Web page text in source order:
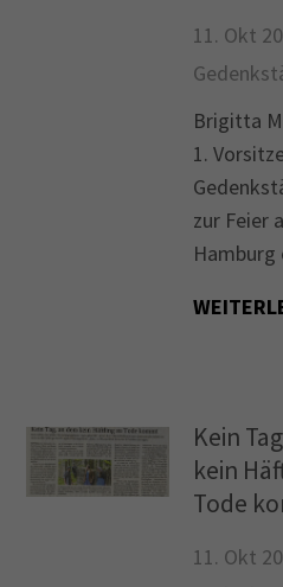
Have any questions?
info@yourdomain.com
Lorem ipsum dolor sit
Cum sociis natoque
parturient montes,
quam felis, ultricies nec.
11. Okt
Brigitta
1.
zur Feier
Hamburg
Kein
kein
Tode
11. Okt